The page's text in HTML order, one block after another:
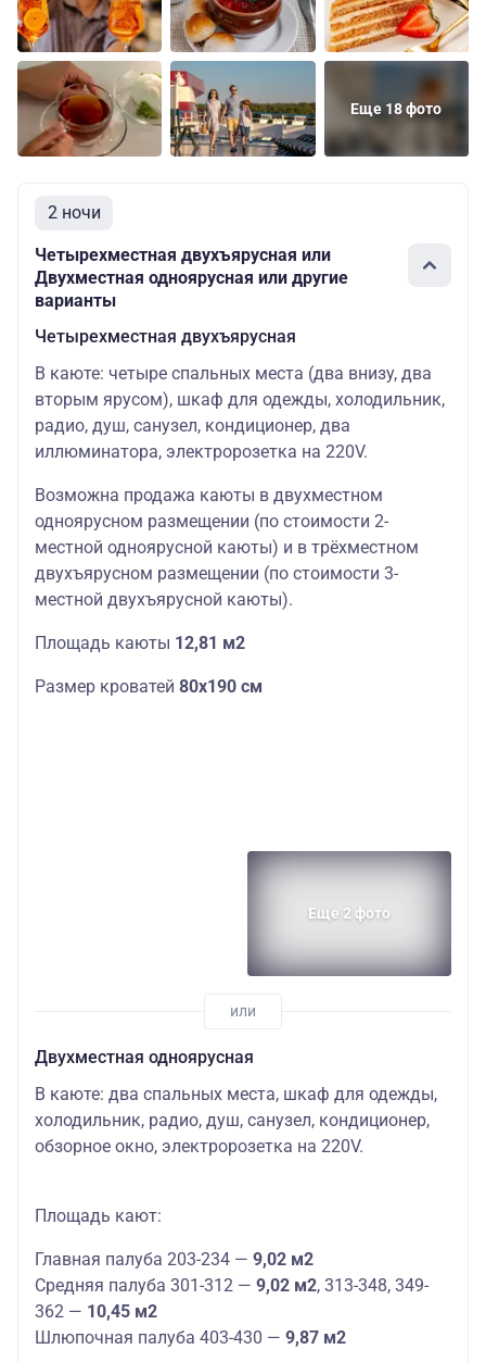
Еще 18 фото
2 ночи
Четырехместная двухъярусная или
Двухместная одноярусная или другие
варианты
Четырехместная двухъярусная
В каюте: четыре спальных места (два внизу, два
вторым ярусом), шкаф для одежды, холодильник,
радио, душ, санузел, кондиционер, два
иллюминатора, электророзетка на 220V.
Возможна продажа каюты в двухместном
одноярусном размещении (по стоимости 2-
местной одноярусной каюты) и в трёхместном
двухъярусном размещении (по стоимости 3-
местной двухъярусной каюты).
Площадь каюты 12,81 м2
Размер кроватей 80х190 см
Еще 2 фото
Двухместная одноярусная
В каюте: два спальных места, шкаф для одежды,
холодильник, радио, душ, санузел, кондиционер,
обзорное окно, электророзетка на 220V.
Площадь кают:
Главная палуба 203-234 — 9,02 м2
Средняя палуба 301-312 — 9,02 м2, 313-348, 349-
362 — 10,45 м2
Шлюпочная палуба 403-430 — 9,87 м2